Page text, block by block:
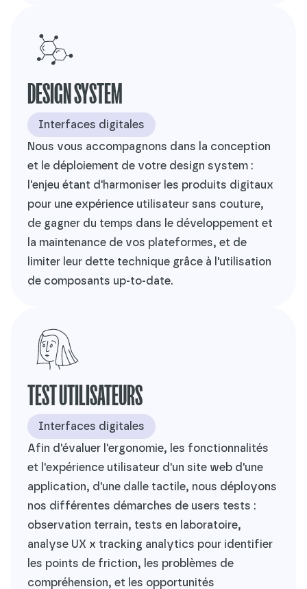
DESIGN SYSTEM
Interfaces digitales
Nous vous accompagnons dans la conception
et le déploiement de votre design system :
l'enjeu étant d'harmoniser les produits digitaux
pour une expérience utilisateur sans couture,
de gagner du temps dans le développement et
la maintenance de vos plateformes, et de
limiter leur dette technique grâce à l'utilisation
de composants up-to-date.
TEST UTILISATEURS
Interfaces digitales
Afin d'évaluer l'ergonomie, les fonctionnalités
et l'expérience utilisateur d'un site web d'une
application, d'une dalle tactile, nous déployons
nos différentes démarches de users tests :
observation terrain, tests en laboratoire,
analyse UX x tracking analytics pour identifier
les points de friction, les problèmes de
compréhension, et les opportunités